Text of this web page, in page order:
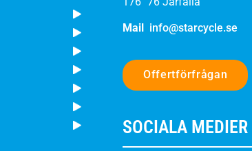
Mail info@starcycle.se
Offertförfrågan
SOCIALA MEDIER